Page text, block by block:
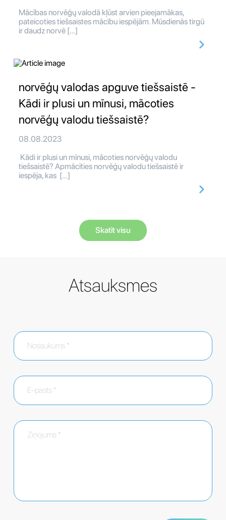
Mācības norvēģų valodā kļūst arvien pieejamākas,
pateicoties tiešsaistes mācību iespējām. Mūsdienās tirgū
ir daudz norvē […]
norvēģų valodas apguve tiešsaistē -
Kādi ir plusi un mīnusi, mācoties
norvēģų valodu tiešsaistē?
08.08.2023
Kādi ir plusi un mīnusi, mācoties norvēģų valodu
tiešsaistē? Apmācīties norvēģų valodu tiešsaistē ir
iespēja, kas […]
Skatīt visu
Atsauksmes